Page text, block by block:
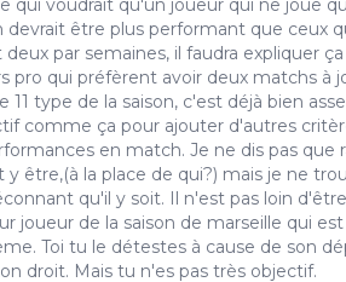
qui voudrait qu'un joueur qui ne joue
devrait être plus performant que ceux
deux par semaines, il faudra expliquer
pro qui préfèrent avoir deux matchs à
11 type de la saison, c'est déjà bien
comme ça pour ajouter d'autres
en match. Je ne dis pas que
y être,(à la place de qui?) mais je ne
qu'il y soit. Il n'est pas loin
joueur de la saison de marseille qui est
Toi tu le détestes à cause de son
droit. Mais tu n'es pas très objectif.